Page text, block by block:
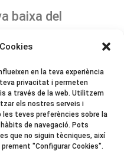
en la teva experiència
privacitat i permeten
a través de la web. Utilitzem
els nostres serveis i
teves preferències sobre la
de navegació. Pots
que no siguin tècniques, així
"Configurar Cookies".
baixa del
temps
amb una
3 anys.
del
dades serà